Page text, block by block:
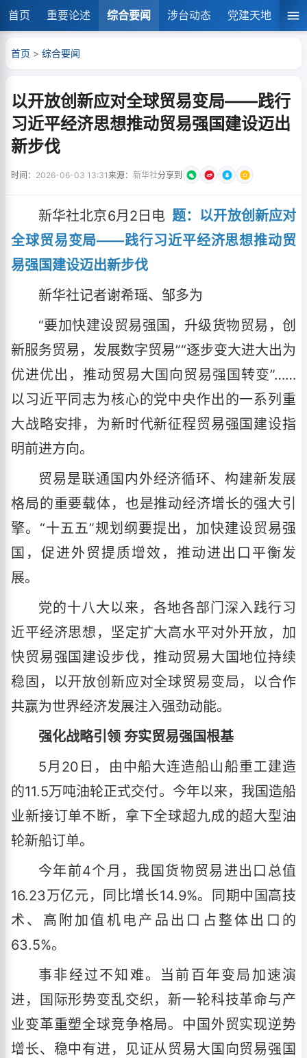
首页 重要论述 综合要闻 涉台动态 党建天地 湘
首页 > 综合要闻
以开放创新应对全球贸易变局——践行
习近平经济思想推动贸易强国建设迈出
新步伐
时间： 2026-06-03 13:31来源： 新华社分享到
新华社北京6月2日电 题：以开放创新应对
全球贸易变局——践行习近平经济思想推动贸
易强国建设迈出新步伐
新华社记者谢希瑶、邹多为
“要加快建设贸易强国，升级货物贸易，创
新服务贸易，发展数字贸易”“逐步变大进大出为
优进优出，推动贸易大国向贸易强国转变”……
以习近平同志为核心的党中央作出的一系列重
大战略安排，为新时代新征程贸易强国建设指
明前进方向。
贸易是联通国内外经济循环、构建新发展
格局的重要载体，也是推动经济增长的强大引
擎。“十五五”规划纲要提出，加快建设贸易强
国，促进外贸提质增效，推动进出口平衡发
展。
党的十八大以来，各地各部门深入践行习
近平经济思想，坚定扩大高水平对外开放，加
快贸易强国建设步伐，推动贸易大国地位持续
稳固，以开放创新应对全球贸易变局，以合作
共赢为世界经济发展注入强劲动能。
强化战略引领 夯实贸易强国根基
5月20日，由中船大连造船山船重工建造
的11.5万吨油轮正式交付。今年以来，我国造船
业新接订单不断，拿下全球超九成的超大型油
轮新船订单。
今年前4个月，我国货物贸易进出口总值
16.23万亿元，同比增长14.9%。同期中国高技
术、高附加值机电产品出口占整体出口的
63.5%。
事非经过不知难。当前百年变局加速演
进，国际形势变乱交织，新一轮科技革命与产
业变革重塑全球竞争格局。中国外贸实现逆势
增长、稳中有进，见证从贸易大国向贸易强国